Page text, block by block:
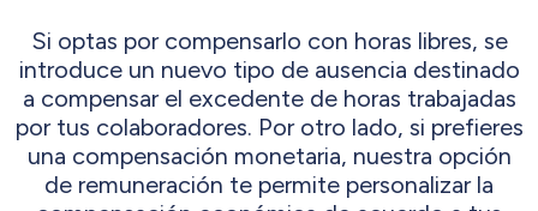
Si optas por compensarlo con horas libres, se
introduce un nuevo tipo de ausencia destinado
a compensar el excedente de horas trabajadas
por tus colaboradores. Por otro lado, si prefieres
una compensación monetaria, nuestra opción
de remuneración te permite personalizar la